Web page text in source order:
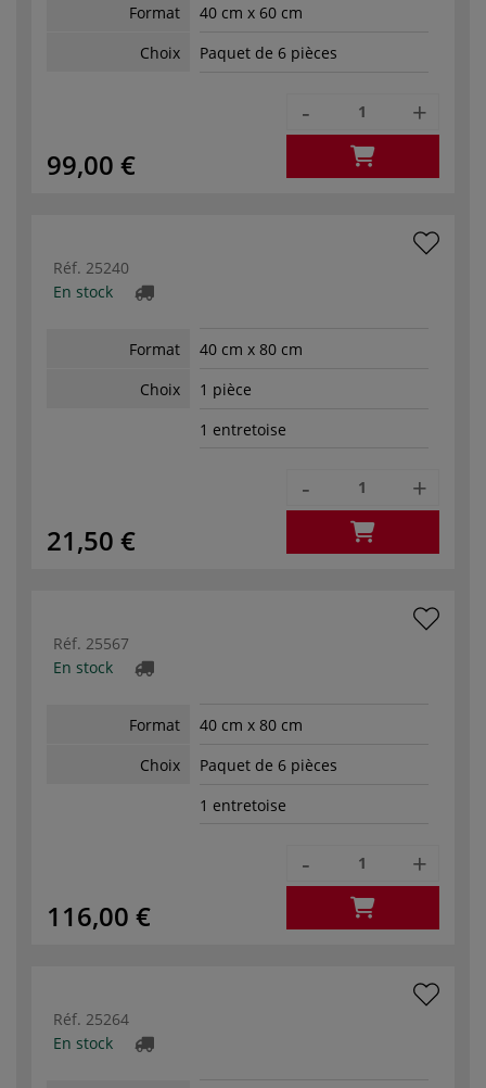
Format
40 cm x 60 cm
Choix
Paquet de 6 pièces
99,00 €
- +
Réf. 25240
En stock
Format
40 cm x 80 cm
Choix
1 pièce
1 entretoise
21,50 €
- +
Réf. 25567
En stock
Format
40 cm x 80 cm
Choix
Paquet de 6 pièces
1 entretoise
116,00 €
- +
Réf. 25264
En stock